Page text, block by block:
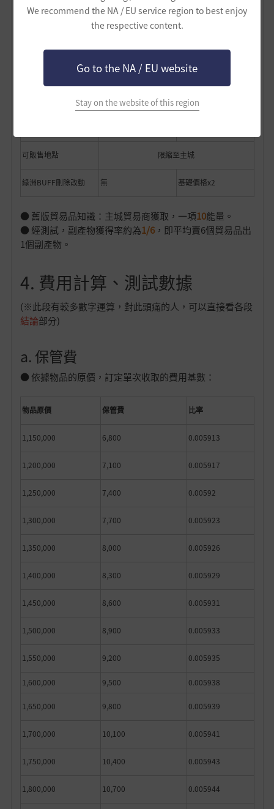
We recommend the NA / EU service region to best enjoy
the respective content.
Go to the NA / EU website
Stay on the website of this region
角色貿易等級
據點投資等級
(2023/05/24 更
新)
維持角色貿易等
級
刪除 無
可販售地點 限縮至主城
綠洲BUFF刪除改動 無 基礎價格x2
● 舊版貿易品知識：主城貿易商獲取，一項10能量。
● 經測試，副產物獲得率約為1/6，即平均賣6個貿易品出
1個副產物。
4. 費用計算、測試數據
(※此段有較多數字運算，對此頭痛的人，可以直接看各段
結論部分)
a. 保管費
● 依據物品的原價，訂定單次收取的費用基數：
物品原價 保管費 比率
1,150,000 6,800 0.005913
1,200,000 7,100 0.005917
1,250,000 7,400 0.00592
1,300,000 7,700 0.005923
1,350,000 8,000 0.005926
1,400,000 8,300 0.005929
1,450,000 8,600 0.005931
1,500,000 8,900 0.005933
1,550,000 9,200 0.005935
1,600,000 9,500 0.005938
1,650,000 9,800 0.005939
1,700,000 10,100 0.005941
1,750,000 10,400 0.005943
1,800,000 10,700 0.005944